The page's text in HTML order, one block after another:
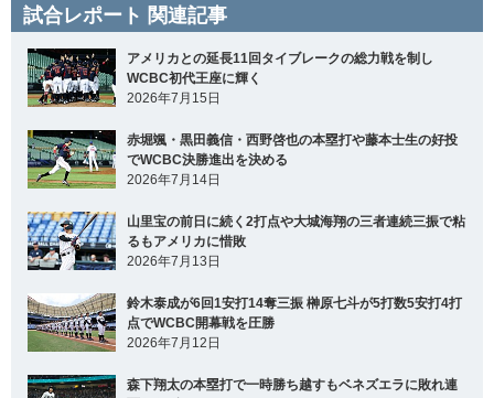
試合レポート 関連記事
アメリカとの延長11回タイブレークの総力戦を制し
WCBC初代王座に輝く
2026年7月15日
赤堀颯・黒田義信・西野啓也の本塁打や藤本士生の好投
でWCBC決勝進出を決める
2026年7月14日
山里宝の前日に続く2打点や大城海翔の三者連続三振で粘
るもアメリカに惜敗
2026年7月13日
鈴木泰成が6回1安打14奪三振 榊原七斗が5打数5安打4打
点でWCBC開幕戦を圧勝
2026年7月12日
森下翔太の本塁打で一時勝ち越すもベネズエラに敗れ連